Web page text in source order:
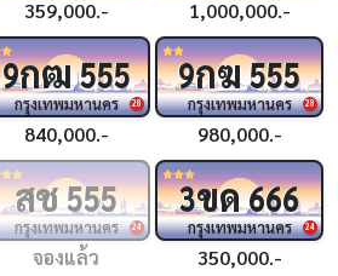
359,000.- 1,000,000.-
28
9กฒ555
กรุงเทพมหานคร
840,000.-
28
9กฆ555
กรุงเทพมหานคร
980,000.-
24
สช555
กรุงเทพมหานคร
จองแล้ว
24
3ขด666
กรุงเทพมหานคร
350,000.-